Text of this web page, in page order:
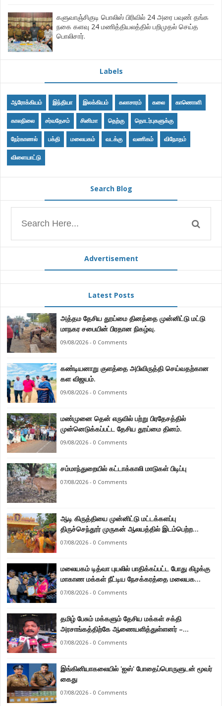
களுவாஞ்சிகுடி பொலிஸ் பிரிவில் 24 அரை பவுண் தங்க
நகை களவு 24 மணித்தியலத்தில் பறிமுதல் செய்த
பொலிசார்.
Labels
ஆரோக்கியம் இந்தியா இலக்கியம் கலாசாரம் கலை காணொளி
காலநிலை சர்வதேசம் சினிமா தெற்கு தொடர்புகளுக்கு
நேர்காணல் பக்தி மலையகம் வடக்கு வணிகம் விநோதம்
விளையாட்டு
Search Blog
Advertisement
Latest Posts
அத்தம தேசிய தூய்மை தினத்தை முன்னிட்டு மட்டு
மாநகர சபையின் பிரதான நிகழ்வு.
09/08/2026 - 0 Comments
கண்டியனாறு குளத்தை அபிவிருத்தி செய்வதற்கான
கள விஜயம்.
09/08/2026 - 0 Comments
மண்முனை தென் எருவில் பற்று பிரதேசத்தில்
முன்னெடுக்கப்பட்ட தேசிய தூய்மை தினம்.
09/08/2026 - 0 Comments
சம்மாந்துறையில் கட்டாக்காலி மாடுகள் பிடிப்பு
07/08/2026 - 0 Comments
ஆடி கிருத்தியை முன்னிட்டு மட்டக்களப்பு
திருச்செந்தூர் முருகன் ஆலயத்தில் இடம்பெற்ற
பால்குட பவனி 1008 சங்கா ஆபிஷேக நிகழ்வு.
07/08/2026 - 0 Comments
மலையகம் டித்வா புயலில் பாதிக்கப்பட்ட போது கிழக்கு
மாகாண மக்கள் நீட்டிய நேசக்கரத்தை மலையக
மக்கள் ஒருபோதும் மறக்கமாட்டார்கள் : நுவரெலியா
07/08/2026 - 0 Comments
தமிழ் பேசும் மக்களும் தேசிய மக்கள் சக்தி
அரசாங்கத்திற்கே ஆணையளித்துள்ளனர் –
கடற்றொழில் அமைச்சர் இராமலிங்கம் சந்திரசேகர்
07/08/2026 - 0 Comments
இங்கினியாகலையில் 'ஐஸ்' போதைப்பொருளுடன் மூவர்
கைது
07/08/2026 - 0 Comments